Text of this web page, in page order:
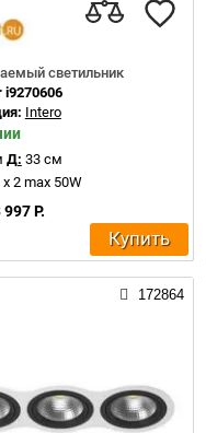
светильник
i9270606
Intero
Д: 33 см
x 2 max 50W
Р.
Купить
172864